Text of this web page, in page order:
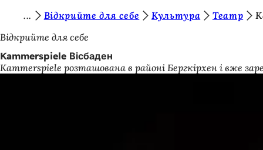
Перейти до змісту
и
т
у
Відкрийте для себе Культура Театр
Відкрийте для себе
Kammerspiele Вісбаден
Kammerspiele розташована в районі Бергкірхен і вже